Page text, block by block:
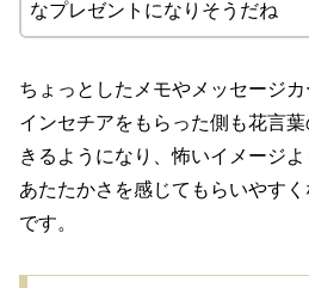
なプレゼントになりそうだね
ちょっとしたメモやメッセージ
インセチアをもらった側も花言
きるようになり、怖いイメージ
あたたかさを感じてもらいやす
です。